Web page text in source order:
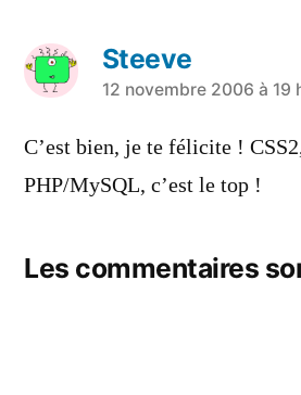
Steeve
a
dit :
12 novembre 2006 à 19
C’est bien, je te félicite !
PHP/MySQL, c’est le top !
Les commentaires